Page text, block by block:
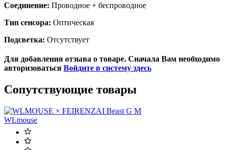
Соединение: Проводное + беспроводное
Тип сенсора: Оптическая
Подсветка: Отсутствует
Для добавления отзыва о товаре. Сначала Вам необходимо
авторизоваться Войдите в систему здесь
Сопутствующие товары
WLmouse